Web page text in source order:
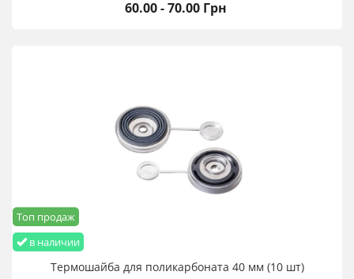
60.00 - 70.00 Грн
в наличии
Топ продаж
Термошайба для поликарбоната 40 мм (10 шт)